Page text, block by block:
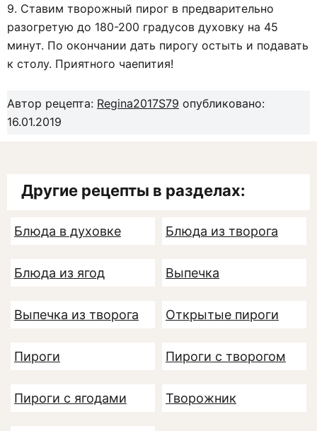
9. Ставим творожный пирог в предварительно
разогретую до 180-200 градусов духовку на 45
минут. По окончании дать пирогу остыть и подавать
к столу. Приятного чаепития!
Автор рецепта: Regina2017S79 опубликовано:
16.01.2019
Другие рецепты в разделах:
Блюда в духовке Блюда из творога
Блюда из ягод Выпечка
Выпечка из творога Открытые пироги
Пироги Пироги с творогом
Пироги с ягодами Творожник